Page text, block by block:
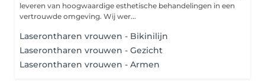
leveren van hoogwaardige esthetische behandelingen in een
vertrouwde omgeving. Wij wer...
Laserontharen vrouwen - Bikinilijn
Laserontharen vrouwen - Gezicht
Laserontharen vrouwen - Armen